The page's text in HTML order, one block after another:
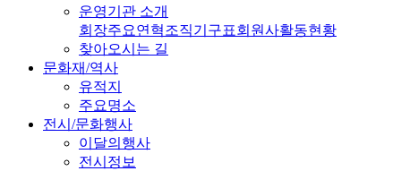
운영기관 소개
회장주요연혁조직기구표회원사활동현황
찾아오시는 길
문화재/역사
유적지
주요명소
전시/문화행사
이달의행사
전시정보